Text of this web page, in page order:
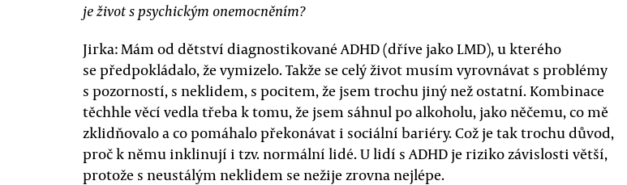
je život s psychickým onemocněním?
Jirka: Mám od dětství diagnostikované ADHD (dříve jako LMD), u kterého
se předpokládalo, že vymizelo. Takže se celý život musím vyrovnávat s problémy
s pozorností, s neklidem, s pocitem, že jsem trochu jiný než ostatní. Kombinace
těchhle věcí vedla třeba k tomu, že jsem sáhnul po alkoholu, jako něčemu, co mě
zklidňovalo a co pomáhalo překonávat i sociální bariéry. Což je tak trochu důvod,
proč k němu inklinují i tzv. normální lidé. U lidí s ADHD je riziko závislosti větší,
protože s neustálým neklidem se nežije zrovna nejlépe.